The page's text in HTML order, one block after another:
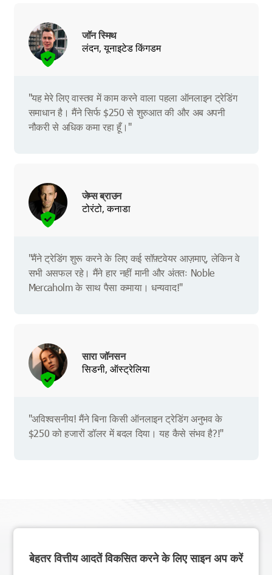
जॉन स्मिथ
लंदन, यूनाइटेड किंगडम
"यह मेरे लिए वास्तव में काम करने वाला पहला ऑनलाइन ट्रेडिंग
समाधान है। मैंने सिर्फ $250 से शुरुआत की और अब अपनी
नौकरी से अधिक कमा रहा हूँ।"
जेम्स ब्राउन
टोरंटो, कनाडा
"मैंने ट्रेडिंग शुरू करने के लिए कई सॉफ़्टवेयर आज़माए, लेकिन वे
सभी असफल रहे। मैंने हार नहीं मानी और अंततः Noble
Mercaholm के साथ पैसा कमाया। धन्यवाद!"
सारा जॉनसन
सिडनी, ऑस्ट्रेलिया
"अविश्वसनीय! मैंने बिना किसी ऑनलाइन ट्रेडिंग अनुभव के
$250 को हजारों डॉलर में बदल दिया। यह कैसे संभव है?!"
बेहतर वित्तीय आदतें विकसित करने के लिए साइन अप करें